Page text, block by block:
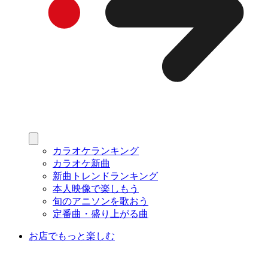
カラオケランキング
カラオケ新曲
新曲トレンドランキング
本人映像で楽しもう
旬のアニソンを歌おう
定番曲・盛り上がる曲
お店でもっと楽しむ